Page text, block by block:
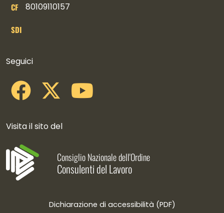
CF 80109110157
SDI
Seguici
Visita il sito del
Consiglio Nazionale dell'Ordine
Consulenti del Lavoro
Dichiarazione di accessibilità (PDF)